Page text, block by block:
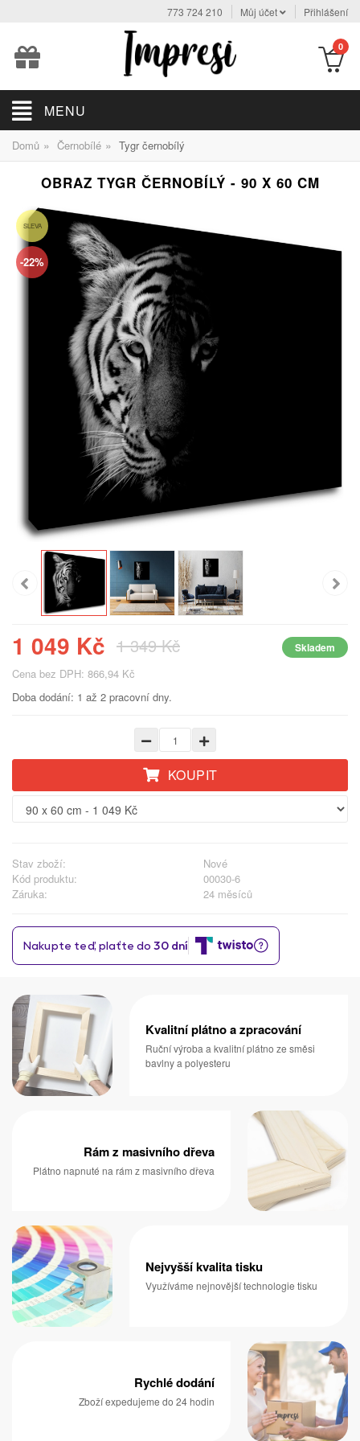
773 724 210 Můj účet Přihlášení
0
MENU
Domů » Černobílé » Tygr černobílý
OBRAZ TYGR ČERNOBÍLÝ - 90 X 60 CM
SLEVA
-22%
1 049 Kč 1 349 Kč Skladem
Cena bez DPH: 866,94 Kč
Doba dodání: 1 až 2 pracovní dny.
KOUPIT
Stav zboží:
Nové
Kód produktu:
00030-6
Záruka:
24 měsíců
Kvalitní plátno a zpracování
Ruční výroba a kvalitní plátno ze směsi
bavlny a polyesteru
Rám z masivního dřeva
Plátno napnuté na rám z masivního dřeva
Nejvyšší kvalita tisku
Využíváme nejnovější technologie tisku
Rychlé dodání
Zboží expedujeme do 24 hodin